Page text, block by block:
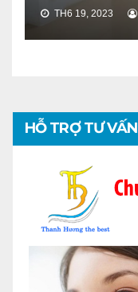
TH6 19, 2023
HỖ TRỢ TƯ VẤN